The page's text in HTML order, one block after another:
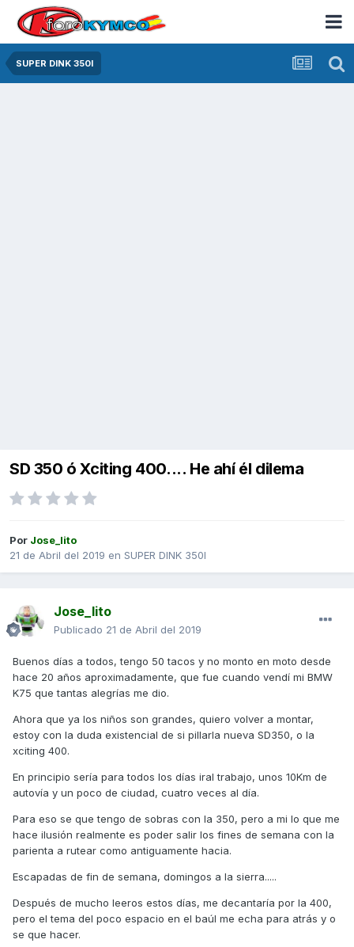
SUPER DINK 350I
SD 350 ó Xciting 400.... He ahí él dilema
Por Jose_lito
21 de Abril del 2019 en SUPER DINK 350I
Jose_lito
Publicado 21 de Abril del 2019
Buenos días a todos, tengo 50 tacos y no monto en moto desde
hace 20 años aproximadamente, que fue cuando vendí mi BMW
K75 que tantas alegrías me dio.
Ahora que ya los niños son grandes, quiero volver a montar,
estoy con la duda existencial de si pillarla nueva SD350, o la
xciting 400.
En principio sería para todos los días iral trabajo, unos 10Km de
autovía y un poco de ciudad, cuatro veces al día.
Para eso se que tengo de sobras con la 350, pero a mi lo que me
hace ilusión realmente es poder salir los fines de semana con la
parienta a rutear como antiguamente hacia.
Escapadas de fin de semana, domingos a la sierra.....
Después de mucho leeros estos días, me decantaría por la 400,
pero el tema del poco espacio en el baúl me echa para atrás y o
se que hacer.